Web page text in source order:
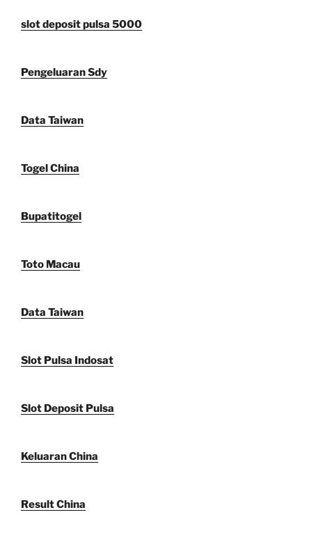
slot deposit pulsa 5000
Pengeluaran Sdy
Data Taiwan
Togel China
Bupatitogel
Toto Macau
Data Taiwan
Slot Pulsa Indosat
Slot Deposit Pulsa
Keluaran China
Result China